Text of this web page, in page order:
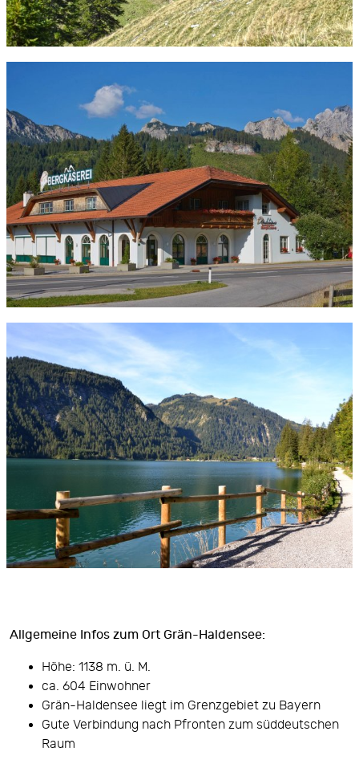
Allgemeine Infos zum Ort Grän-Haldensee:
Höhe: 1138 m. ü. M.
ca. 604 Einwohner
Grän-Haldensee liegt im Grenzgebiet zu Bayern
Gute Verbindung nach Pfronten zum süddeutschen
Raum